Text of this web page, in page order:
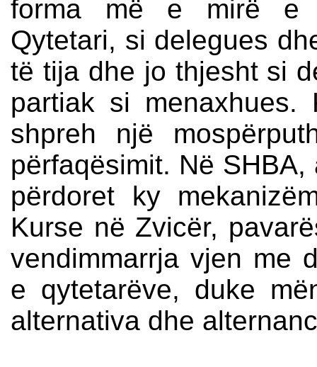
forma më e mirë e
Qytetari, si delegues
të tija dhe jo thjesht si
partiak si
shpreh një
përfaqësimit. Në
përdoret ky
Kurse në Zvicër,
vendimmarrja vjen me
e qytetarëve, duke
alternativa dhe